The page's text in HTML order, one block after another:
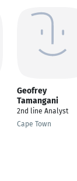
Geofrey
Tamangani
2nd line Analyst
Cape Town